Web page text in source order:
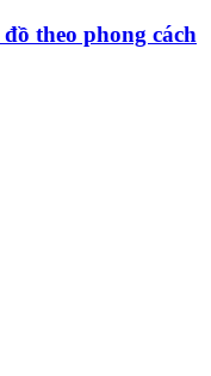
theo phong cách